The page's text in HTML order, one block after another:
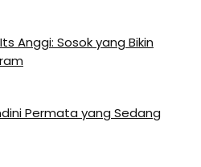
Anggi: Sosok yang Bikin
Permata yang Sedang